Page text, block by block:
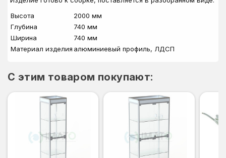
Высота
2000 мм
Глубина
740 мм
Ширина
740 мм
Материал изделия алюминиевый профиль, ЛДСП
C этим товаром покупают: